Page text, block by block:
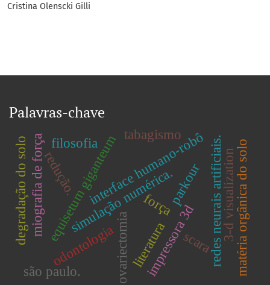
Cristina Olenscki Gilli
Palavras-chave
impressora 3dscara
simulação numérica.
equisetum giganteum
ovariectomia
miografia de força interface humano-robôredes neurais artificiais.
tabagismo
redução.
força
odontologia
3-d visualization
parkour
são paulo.
literatura
filosofia
degradação do solo matéria orgânica do solo